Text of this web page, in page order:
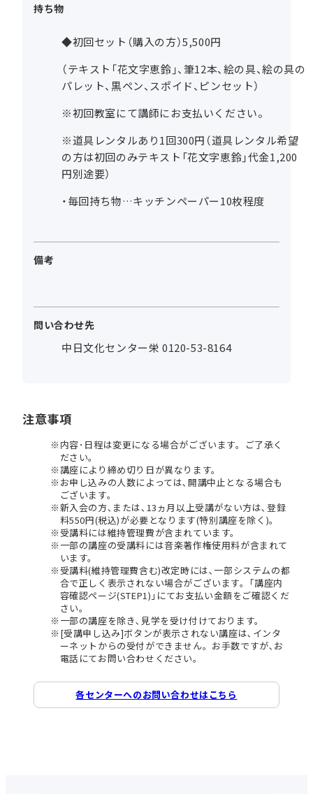
持ち物
◆初回セット（購入の方）5,500円
（テキスト「花文字恵鈴」、筆12本、絵の具、絵の具の
パレット、黒ペン、スポイド、ピンセット）
※初回教室にて講師にお支払いください。
※道具レンタルあり1回300円（道具レンタル希望
の方は初回のみテキスト「花文字恵鈴」代金1,200
円別途要）
・毎回持ち物…キッチンペーパー10枚程度
備考
問い合わせ先
中日文化センター栄 0120-53-8164
注意事項
内容･日程は変更になる場合がございます。ご了承く
ださい。
講座により締め切り日が異なります。
お申し込みの人数によっては､開講中止となる場合も
ございます。
新入会の方､または､13ヵ月以上受講がない方は､登録
料550円(税込)が必要となります(特別講座を除く)。
受講料には維持管理費が含まれています。
一部の講座の受講料には音楽著作権使用料が含まれて
います。
受講料(維持管理費含む)改定時には､一部システムの都
合で正しく表示されない場合がございます。｢講座内
容確認ページ(STEP1)｣にてお支払い金額をご確認くだ
さい。
一部の講座を除き､見学を受け付けております。
[受講申し込み]ボタンが表示されない講座は､インタ
ーネットからの受付ができません。お手数ですが､お
電話にてお問い合わせください。
各センターへのお問い合わせはこちら